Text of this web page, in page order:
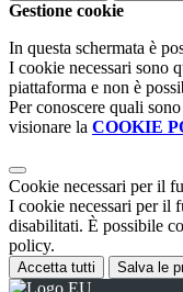
Gestione cookie
In questa schermata è
I cookie necessari sono
piattaforma e non è
Per conoscere quali
visionare la COOKIE
Cookie necessari per il
I cookie necessari per il
disabilitati. È possibile
policy.
Accetta tutti Salva le